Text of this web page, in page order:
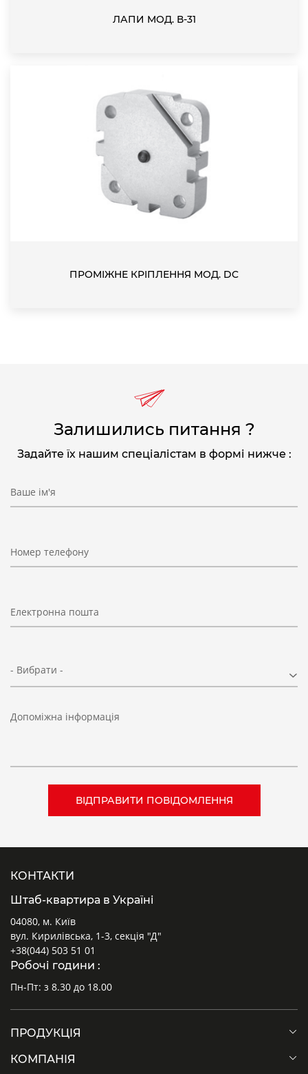
ЛАПИ МОД. В-31
ПРОМІЖНЕ КРІПЛЕННЯ МОД. DC
Залишились питання ?
Задайте їх нашим спеціалістам в формі нижче :
Ваше ім'я
Номер телефону
Електронна пошта
- Вибрати -
Допоміжна інформація
КОНТАКТИ
Штаб-квартира в Україні
04080, м. Київ
вул. Кирилівська, 1-3, секція "Д"
+38(044) 503 51 01
Робочі години :
Пн-Пт: з 8.30 до 18.00
ПРОДУКЦІЯ
КОМПАНІЯ